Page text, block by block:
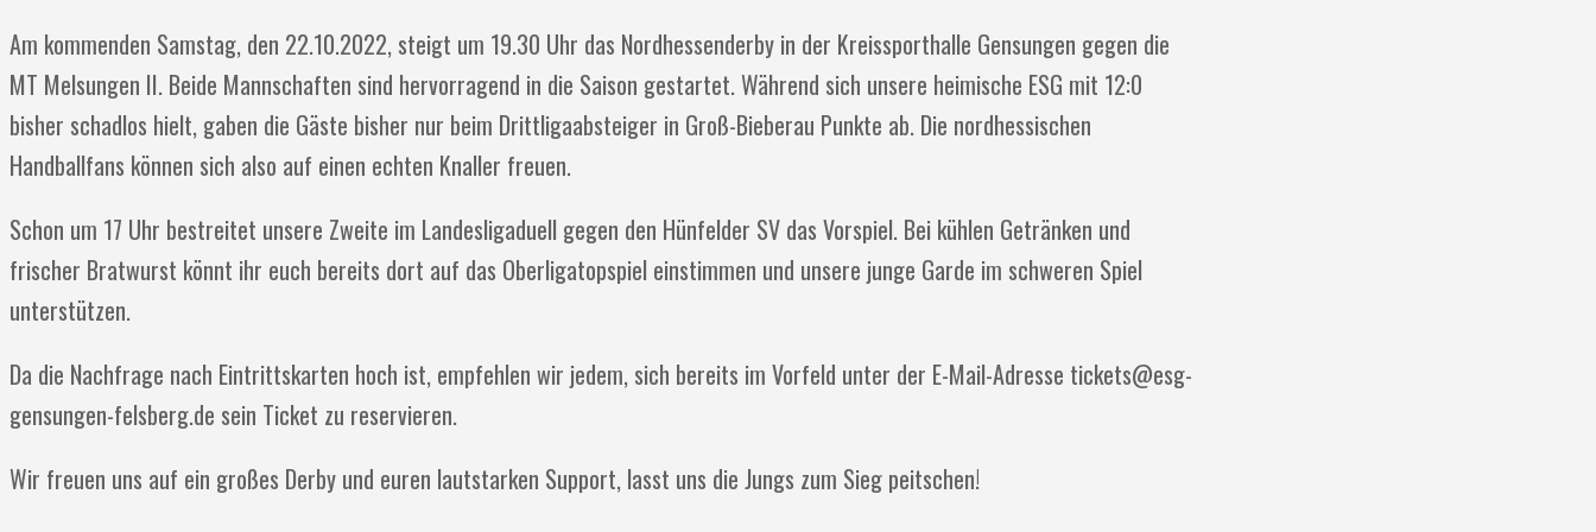
Am kommenden Samstag, den 22.10.2022, steigt um 19.30 Uhr das Nordhessenderby in der Kreissporthalle Gensungen gegen die
MT Melsungen II. Beide Mannschaften sind hervorragend in die Saison gestartet. Während sich unsere heimische ESG mit 12:0
bisher schadlos hielt, gaben die Gäste bisher nur beim Drittligaabsteiger in Groß-Bieberau Punkte ab. Die nordhessischen
Handballfans können sich also auf einen echten Knaller freuen.
Schon um 17 Uhr bestreitet unsere Zweite im Landesligaduell gegen den Hünfelder SV das Vorspiel. Bei kühlen Getränken und
frischer Bratwurst könnt ihr euch bereits dort auf das Oberligatopspiel einstimmen und unsere junge Garde im schweren Spiel
unterstützen.
Da die Nachfrage nach Eintrittskarten hoch ist, empfehlen wir jedem, sich bereits im Vorfeld unter der E-Mail-Adresse tickets@esg-
gensungen-felsberg.de sein Ticket zu reservieren.
Wir freuen uns auf ein großes Derby und euren lautstarken Support, lasst uns die Jungs zum Sieg peitschen!